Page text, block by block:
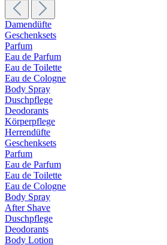
Damendüfte
Geschenksets
Parfum
Eau de Parfum
Eau de Toilette
Eau de Cologne
Body Spray
Duschpflege
Deodorants
Körperpflege
Herrendüfte
Geschenksets
Parfum
Eau de Parfum
Eau de Toilette
Eau de Cologne
Body Spray
After Shave
Duschpflege
Deodorants
Body Lotion